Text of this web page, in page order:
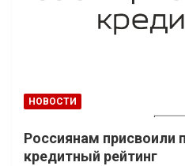
НОВОСТИ
Россиянам присвоили
кредитный рейтинг